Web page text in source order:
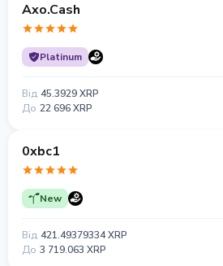
Axo.Cash
Platinum
Від 45.3929 XRP
До 22 696 XRP
0xbc1
New
Від 421.49379334 XRP
До 3 719.063 XRP